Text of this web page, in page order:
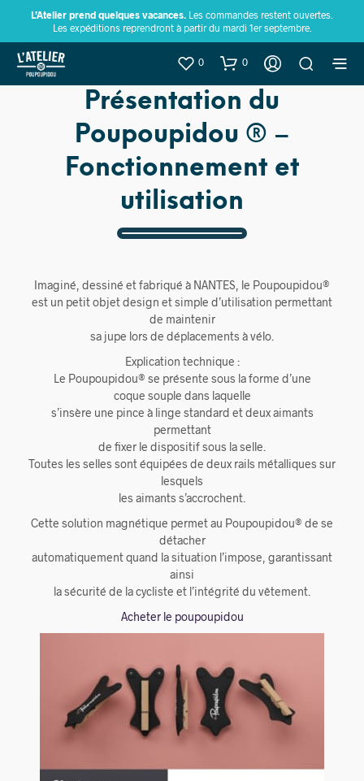
L’Atelier prend quelques vacances. Les commandes restent ouvertes.
Les expéditions reprendront à partir du mardi 1er septembre.
0 0
Présentation du
Poupoupidou ® –
Fonctionnement et
utilisation
Imaginé, dessiné et fabriqué à NANTES, le Poupoupidou®
est un petit objet design et simple d’utilisation permettant
de maintenir
sa jupe lors de déplacements à vélo.
Explication technique :
Le Poupoupidou® se présente sous la forme d’une
coque souple dans laquelle
s’insère une pince à linge standard et deux aimants
permettant
de fixer le dispositif sous la selle.
Toutes les selles sont équipées de deux rails métalliques sur
lesquels
les aimants s’accrochent.
Cette solution magnétique permet au Poupoupidou® de se
détacher
automatiquement quand la situation l’impose, garantissant
ainsi
la sécurité de la cycliste et l’intégrité du vêtement.
Acheter le poupoupidou